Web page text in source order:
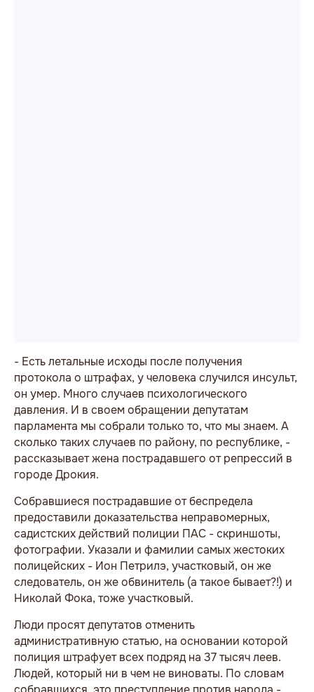
- Есть летальные исходы после получения
протокола о штрафах, у человека случился инсульт,
он умер. Много случаев психологического
давления. И в своем обращении депутатам
парламента мы собрали только то, что мы знаем. А
сколько таких случаев по району, по республике, -
рассказывает жена пострадавшего от репрессий в
городе Дрокия.
Собравшиеся пострадавшие от беспредела
предоставили доказательства неправомерных,
садистских действий полиции ПАС - скриншоты,
фотографии. Указали и фамилии самых жестоких
полицейских - Ион Петрилэ, участковый, он же
следователь, он же обвинитель (а такое бывает?!) и
Николай Фока, тоже участковый.
Люди просят депутатов отменить
административную статью, на основании которой
полиция штрафует всех подряд на 37 тысяч леев.
Людей, который ни в чем не виноваты. По словам